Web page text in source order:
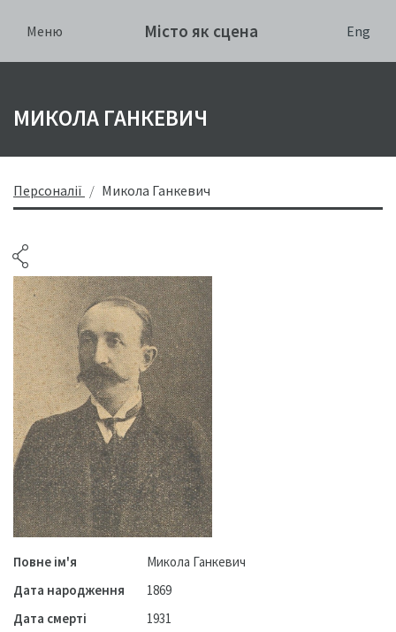
Меню Місто як сцена Eng
МИКОЛА ГАНКЕВИЧ
Персоналії Микола Ганкевич
Повне ім'я
Микола Ганкевич
Дата народження
1869
Дата смерті
1931